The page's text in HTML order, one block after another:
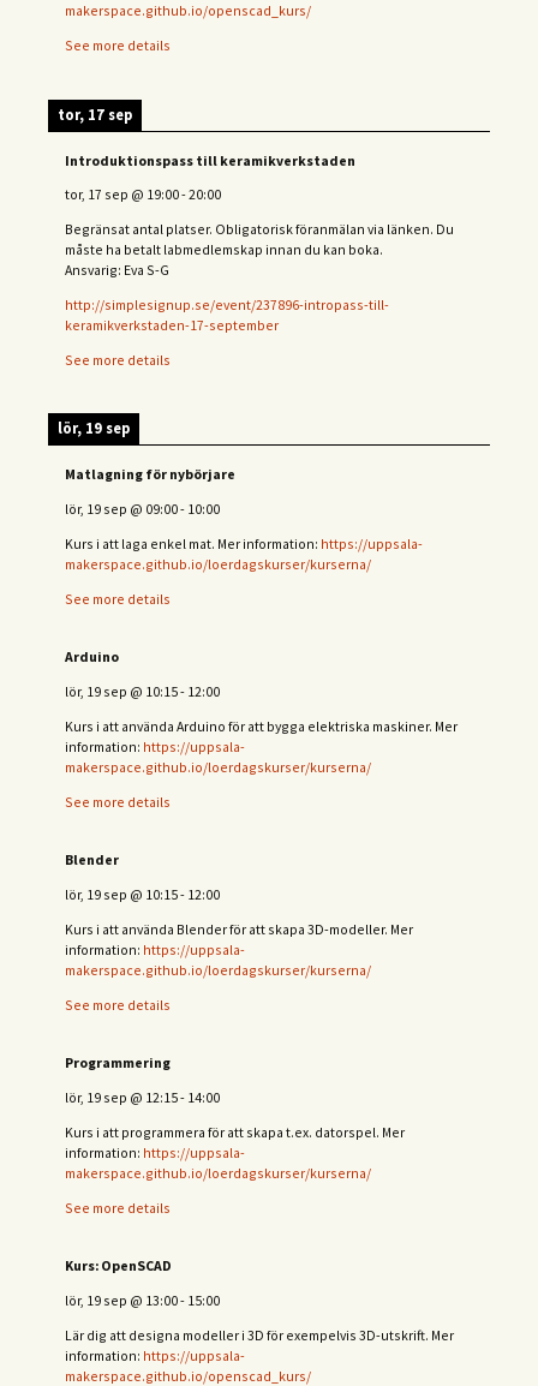
makerspace.github.io/openscad_kurs/
See more details
tor, 17 sep
Introduktionspass till keramikverkstaden
tor, 17 sep @ 19:00-20:00
Begränsat antal platser. Obligatorisk föranmälan via länken. Du
måste ha betalt labmedlemskap innan du kan boka.
Ansvarig: Eva S-G
http://simplesignup.se/event/237896-intropass-till-
keramikverkstaden-17-september
See more details
lör, 19 sep
Matlagning för nybörjare
lör, 19 sep @ 09:00- 10:00
Kurs i att laga enkel mat. Mer information: https://uppsala-
makerspace.github.io/loerdagskurser/kurserna/
See more details
Arduino
lör, 19 sep @ 10:15- 12:00
Kurs i att använda Arduino för att bygga elektriska maskiner. Mer
information: https://uppsala-
makerspace.github.io/loerdagskurser/kurserna/
See more details
Blender
lör, 19 sep @ 10:15- 12:00
Kurs i att använda Blender för att skapa 3D-modeller. Mer
information: https://uppsala-
makerspace.github.io/loerdagskurser/kurserna/
See more details
Programmering
lör, 19 sep @ 12:15- 14:00
Kurs i att programmera för att skapa t.ex. datorspel. Mer
information: https://uppsala-
makerspace.github.io/loerdagskurser/kurserna/
See more details
Kurs: OpenSCAD
lör, 19 sep @ 13:00- 15:00
Lär dig att designa modeller i 3D för exempelvis 3D-utskrift. Mer
information: https://uppsala-
makerspace.github.io/openscad_kurs/